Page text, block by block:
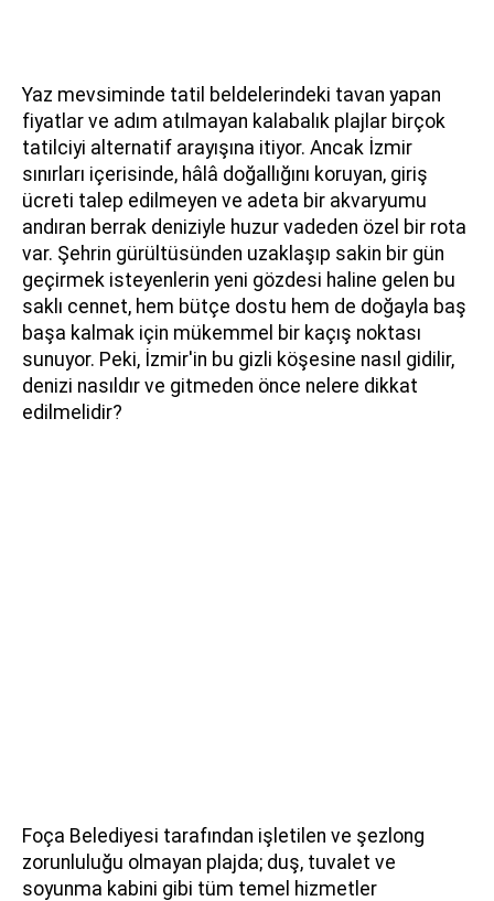
Yaz mevsiminde tatil beldelerindeki tavan yapan
fiyatlar ve adım atılmayan kalabalık plajlar birçok
tatilciyi alternatif arayışına itiyor. Ancak İzmir
sınırları içerisinde, hâlâ doğallığını koruyan, giriş
ücreti talep edilmeyen ve adeta bir akvaryumu
andıran berrak deniziyle huzur vadeden özel bir rota
var. Şehrin gürültüsünden uzaklaşıp sakin bir gün
geçirmek isteyenlerin yeni gözdesi haline gelen bu
saklı cennet, hem bütçe dostu hem de doğayla baş
başa kalmak için mükemmel bir kaçış noktası
sunuyor. Peki, İzmir'in bu gizli köşesine nasıl gidilir,
denizi nasıldır ve gitmeden önce nelere dikkat
edilmelidir?
Foça Belediyesi tarafından işletilen ve şezlong
zorunluluğu olmayan plajda; duş, tuvalet ve
soyunma kabini gibi tüm temel hizmetler